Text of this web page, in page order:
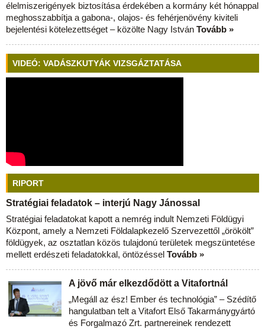
élelmiszerigények biztosítása érdekében a kormány két hónappal
meghosszabbítja a gabona-, olajos- és fehérjenövény kiviteli
bejelentési kötelezettséget – közölte Nagy István Tovább »
VIDEÓ: VADÁSZKUTYÁK VIZSGÁZTATÁSA
RIPORT
Stratégiai feladatok – interjú Nagy Jánossal
Stratégiai feladatokat kapott a nemrég indult Nemzeti Földügyi
Központ, amely a Nemzeti Földalapkezelő Szervezettől „örökölt”
földügyek, az osztatlan közös tulajdonú területek megszüntetése
mellett erdészeti feladatokkal, öntözéssel Tovább »
A jövő már elkezdődött a Vitafortnál
„Megáll az ész! Ember és technológia” – Szédítő
hangulatban telt a Vitafort Első Takarmánygyártó
és Forgalmazó Zrt. partnereinek rendezett